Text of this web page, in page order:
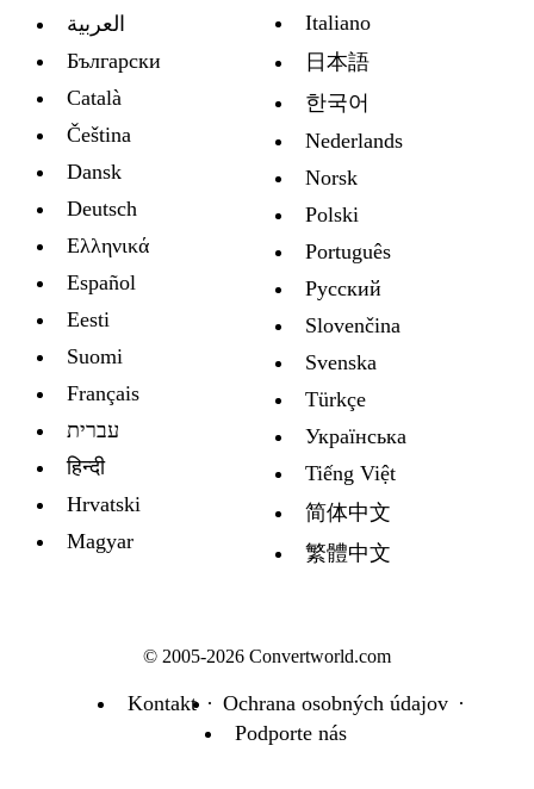
العربية
Български
Català
Čeština
Dansk
Deutsch
Ελληνικά
Español
Eesti
Suomi
Français
עברית
हिन्दी
Hrvatski
Magyar
Italiano
日本語
한국어
Nederlands
Norsk
Polski
Português
Русский
Slovenčina
Svenska
Türkçe
Украïнська
Tiếng Việt
简体中文
繁體中文
© 2005-2026 Convertworld.com
Kontakt
Ochrana osobných údajov
Podporte nás